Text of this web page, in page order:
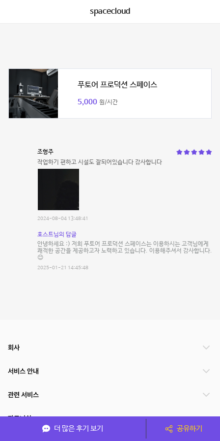
spacecloud
푸토어 프로덕션 스페이스
5,000 원/시간
조형주
작업하기 편하고 시설도 잘되어있습니다 감사합니다
2024-08-04 13:48:41
호스트님의 답글
안녕하세요 :) 저희 푸토어 프로덕션 스페이스는 이용하시는 고객님에게
쾌적한 공간을 제공하고자 노력하고 있습니다. 이용해주셔서 감사합니다.
😊
2025-01-21 14:45:48
더 많은 후기 보기 공유하기
회사
서비스 안내
관련 서비스
파트너쉽